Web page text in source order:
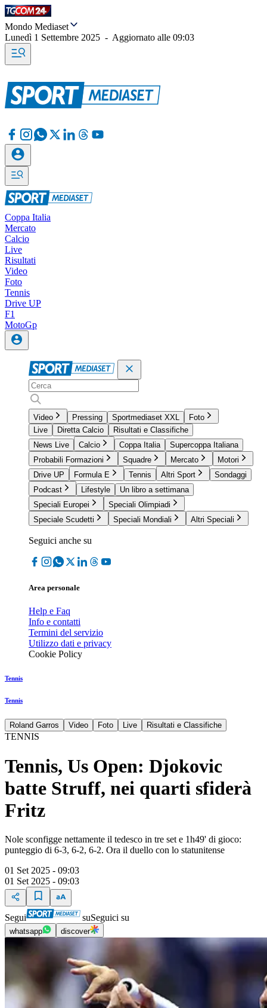
Mondo Mediaset
Lunedì 1 Settembre 2025 - Aggiornato alle 09:03
Coppa Italia
Mercato
Calcio
Live
Risultati
Video
Foto
Tennis
Drive UP
F1
MotoGp
Video Pressing Sportmediaset XXL
Foto
Live
Diretta Calcio
Risultati e Classifiche
News Live
Calcio Coppa Italia
Supercoppa Italiana
Probabili Formazioni
Squadre Mercato
Motori
Drive UP
Formula E Tennis Altri Sport
Sondaggi
Podcast
Lifestyle
Un libro a settimana
Speciali Europei
Speciali Olimpiadi
Speciale Scudetti
Speciali Mondiali Altri Speciali
Seguici anche su
Area personale
Help e Faq
Info e contatti
Termini del servizio
Utilizzo dati e privacy
Cookie Policy
Tennis
Tennis
Roland Garros Video Foto Live Risultati e Classifiche
TENNIS
Tennis, Us Open: Djokovic
batte Struff, nei quarti sfiderà
Fritz
Nole sconfigge nettamente il tedesco in tre set e 1h49' di gioco:
punteggio di 6-3, 6-2, 6-2. Ora il duello con lo statunitense
01 Set 2025 - 09:03
01 Set 2025 - 09:03
Segui suSeguici su
whatsapp discover